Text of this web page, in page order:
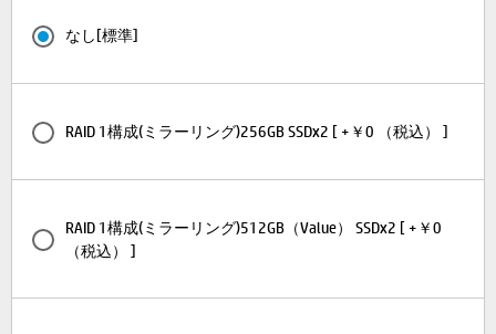
なし[標準]
RAID 1構成(ミラーリング)256GB SSDx2 [ +￥0 （税込） ]
RAID 1構成(ミラーリング)512GB（Value） SSDx2 [ +￥0
（税込） ]